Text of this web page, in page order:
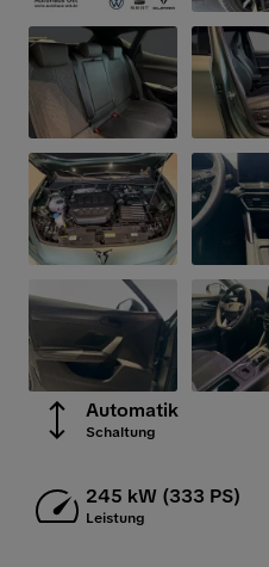
Automatik
Schaltung
245 kW (333 PS)
Leistung